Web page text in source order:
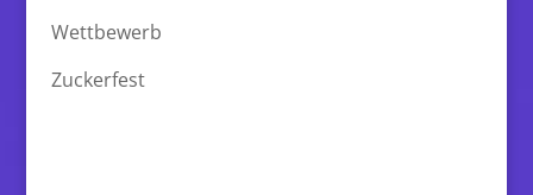
Wettbewerb
Zuckerfest